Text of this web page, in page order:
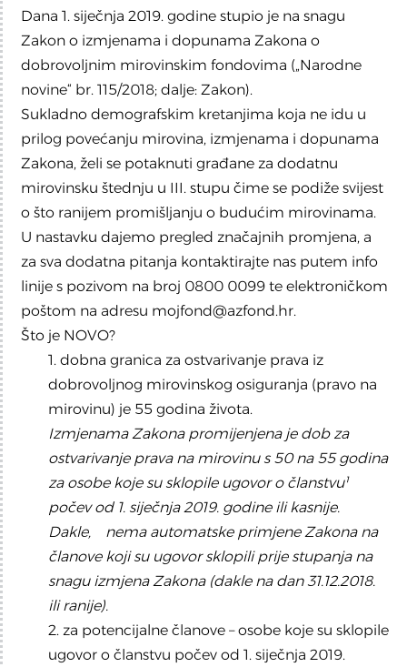
Dana 1. siječnja 2019. godine stupio je na snagu
Zakon o izmjenama i dopunama Zakona o
dobrovoljnim mirovinskim fondovima („Narodne
novine“ br. 115/2018; dalje: Zakon).
Sukladno demografskim kretanjima koja ne idu u
prilog povećanju mirovina, izmjenama i dopunama
Zakona, želi se potaknuti građane za dodatnu
mirovinsku štednju u III. stupu čime se podiže svijest
o što ranijem promišljanju o budućim mirovinama.
U nastavku dajemo pregled značajnih promjena, a
za sva dodatna pitanja kontaktirajte nas putem info
linije s pozivom na broj 0800 0099 te elektroničkom
poštom na adresu mojfond@azfond.hr.
Što je NOVO?
1. dobna granica za ostvarivanje prava iz
dobrovoljnog mirovinskog osiguranja (pravo na
mirovinu) je 55 godina života.
Izmjenama Zakona promijenjena je dob za
ostvarivanje prava na mirovinu s 50 na 55 godina
za osobe koje su sklopile ugovor o članstvu¹
počev od 1. siječnja 2019. godine ili kasnije.
Dakle, nema automatske primjene Zakona na
članove koji su ugovor sklopili prije stupanja na
snagu izmjena Zakona (dakle na dan 31.12.2018.
ili ranije).
2. za potencijalne članove – osobe koje su sklopile
ugovor o članstvu počev od 1. siječnja 2019.